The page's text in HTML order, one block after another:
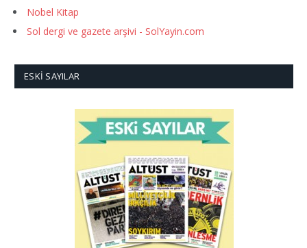
Nobel Kitap
Sol dergi ve gazete arşivi - SolYayin.com
ESKI SAYILAR